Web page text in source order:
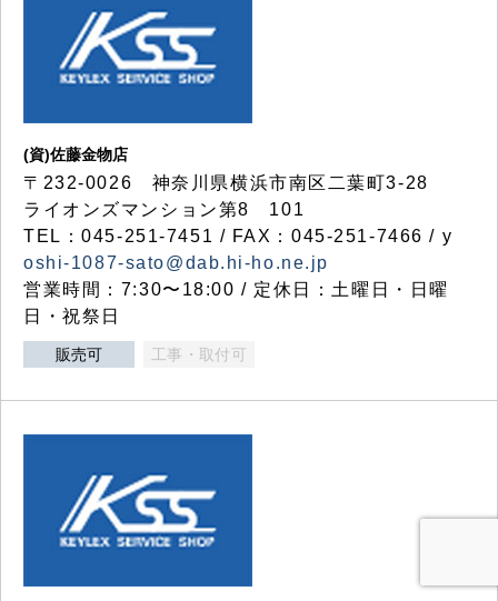
(資)佐藤金物店
〒232-0026 神奈川県横浜市南区二葉町3-28
ライオンズマンション第8 101
TEL：045-251-7451 / FAX：045-251-7466 / y
oshi-1087-sato@dab.hi-ho.ne.jp
営業時間：7:30〜18:00 / 定休日：土曜日・日曜
日・祝祭日
販売可 工事・取付可